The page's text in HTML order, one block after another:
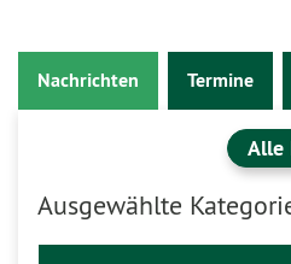
Nachrichten Termine
Alle
Ausgewählte